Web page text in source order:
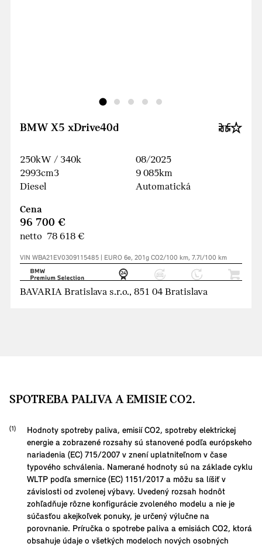
BMW X5 xDrive40d
250kW / 340k
2993cm3
Diesel
08/2025
9 085km
Automatická
Cena
96 700 €
netto 78 618 €
VIN WBA21EV0309115485 | EURO 6e, 201g CO2/100 km, 7.7l/100 km
BAVARIA Bratislava s.r.o., 851 04 Bratislava
SPOTREBA PALIVA A EMISIE CO2.
Hodnoty spotreby paliva, emisií CO2, spotreby elektrickej
energie a zobrazené rozsahy sú stanovené podľa európskeho
nariadenia (EC) 715/2007 v znení uplatniteľnom v čase
typového schválenia. Namerané hodnoty sú na základe cyklu
WLTP podľa smernice (EC) 1151/2017 a môžu sa líšiť v
závislosti od zvolenej výbavy. Uvedený rozsah hodnôt
zohľadňuje rôzne konfigurácie zvoleného modelu a nie je
súčasťou akejkoľvek ponuky, je určený výlučne na
porovnanie. Príručka o spotrebe paliva a emisiách CO2, ktorá
obsahuje údaje o všetkých modeloch nových osobných